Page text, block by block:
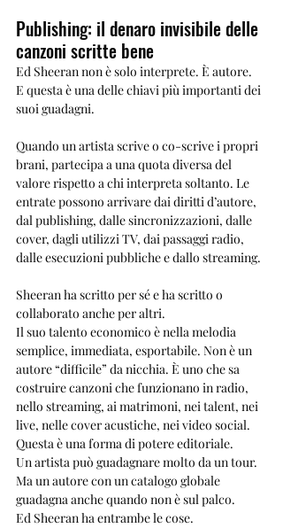
Publishing: il denaro invisibile delle
canzoni scritte bene
Ed Sheeran non è solo interprete. È autore.
E questa è una delle chiavi più importanti dei
suoi guadagni.
Quando un artista scrive o co-scrive i propri
brani, partecipa a una quota diversa del
valore rispetto a chi interpreta soltanto. Le
entrate possono arrivare dai diritti d’autore,
dal publishing, dalle sincronizzazioni, dalle
cover, dagli utilizzi TV, dai passaggi radio,
dalle esecuzioni pubbliche e dallo streaming.
Sheeran ha scritto per sé e ha scritto o
collaborato anche per altri.
Il suo talento economico è nella melodia
semplice, immediata, esportabile. Non è un
autore “difficile” da nicchia. È uno che sa
costruire canzoni che funzionano in radio,
nello streaming, ai matrimoni, nei talent, nei
live, nelle cover acustiche, nei video social.
Questa è una forma di potere editoriale.
Un artista può guadagnare molto da un tour.
Ma un autore con un catalogo globale
guadagna anche quando non è sul palco.
Ed Sheeran ha entrambe le cose.